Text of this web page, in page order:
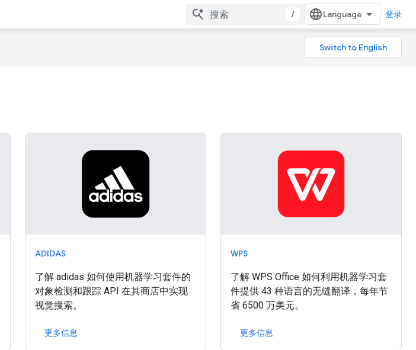
/ 登录
ADIDAS
了解 adidas 如何使用机器学习套件的
对象检测和跟踪 API 在其商店中实现
视觉搜索。
更多信息
WPS
了解 WPS Office 如何利用机器学习套
件提供 43 种语言的无缝翻译，每年节
省 6500 万美元。
更多信息